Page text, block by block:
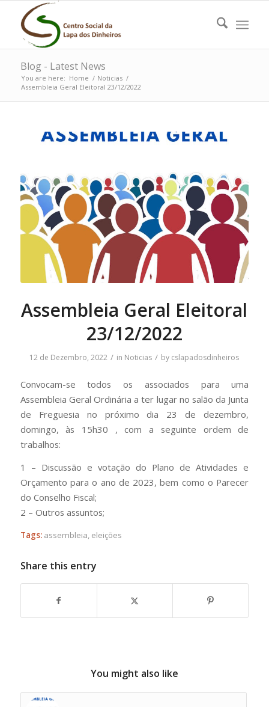
Blog - Latest News
You are here: Home / Noticias /
Assembleia Geral Eleitoral 23/12/2022
Assembleia Geral Eleitoral
23/12/2022
12 de Dezembro, 2022 / in Noticias / by cslapadosdinheiros
Convocam-se todos os associados para uma
Assembleia Geral Ordinária a ter lugar no salão da Junta
de Freguesia no próximo dia 23 de dezembro,
domingo, às 15h30 , com a seguinte ordem de
trabalhos:
1 – Discussão e votação do Plano de Atividades e
Orçamento para o ano de 2023, bem como o Parecer
do Conselho Fiscal;
2 – Outros assuntos;
Tags: assembleia, eleições
Share this entry
You might also like